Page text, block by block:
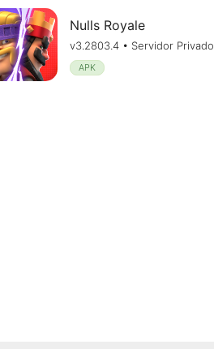
Nulls Royale
v3.2803.4 • Servidor Privado
APK